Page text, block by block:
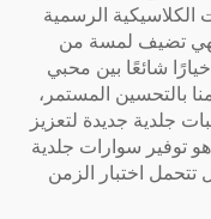
الرسمية
فهي تضيف لمسة من
شائعًا بين محبي
بالتحسين المستمر،
جلدية جديدة لتعزيز
هو توفير سوارات جلدية
تتحمل اختبار الزمن